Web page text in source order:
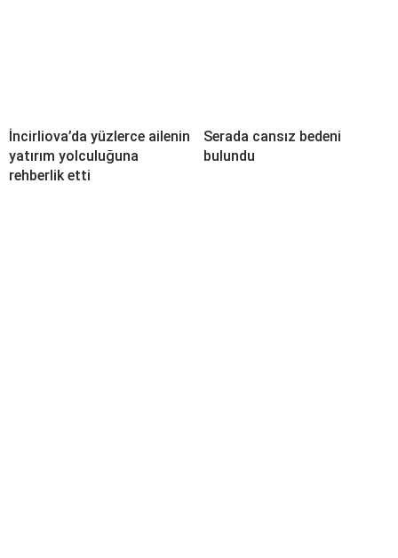
İncirliova’da yüzlerce ailenin
yatırım yolculuğuna
rehberlik etti
Serada cansız bedeni
bulundu